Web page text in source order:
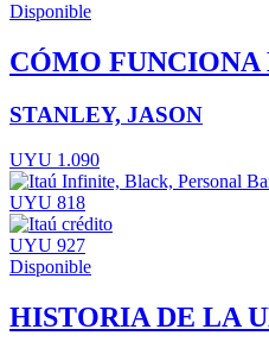
Disponible
CÓMO FUNCIONA
STANLEY, JASON
UYU 1.090
UYU 818
UYU 927
Disponible
HISTORIA DE LA